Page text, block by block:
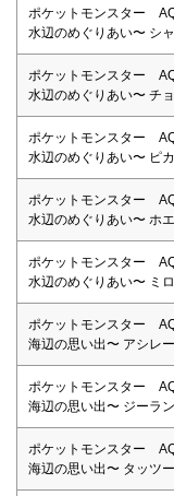
ポケットモンスター
水辺のめぐりあい〜 シ
ポケットモンスター
水辺のめぐりあい〜 チ
ポケットモンスター
水辺のめぐりあい〜 ピ
ポケットモンスター
水辺のめぐりあい〜 ホ
ポケットモンスター
水辺のめぐりあい〜 ミ
ポケットモンスター
海辺の思い出〜 アシレ
ポケットモンスター
海辺の思い出〜 ジーラ
ポケットモンスター
海辺の思い出〜 タッツ